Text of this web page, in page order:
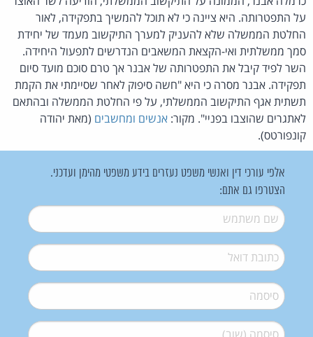
על התפטרותה. היא ציינה כי לא תוכל להמשיך בתפקידה, לאור
החלטת הממשלה שלא להעניק למערך התיקשוב מעמד של יחידת
סמך ממשלתית ואי-הקצאת המשאבים הנדרשים לתפעול היחידה.
השר לפיד קיבל את התפטרותה של אבנר אך טרם סוכם מועד סיום
תפקידה. אבנר מסרה כי היא "חשה סיפוק לאחר שסיימתי את הקמת
תשתית אגף התיקשוב הממשלתי, על פי החלטת הממשלה ובהתאם
לאתגרים שהוצבו בפניי". מקור: אנשים ומחשבים (מאת יהודה
קונפורטס).
אלפי עורכי דין ואנשי משפט נעזרים בידע משפטי מהימן ועדכני.
הצטרפו גם אתם:
שם משתמש*
דואל*
סיסמה*
סיסמה (שוב)*